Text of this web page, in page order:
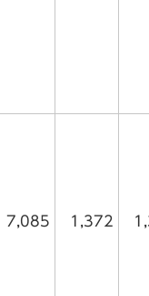
7,085 1,372